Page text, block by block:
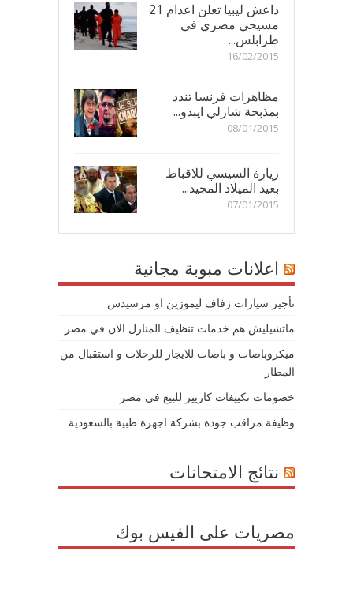
داعش ليبيا تعلن اعدام 21
مسيحي مصري في
طرابلس...
16/02/2015
مظاهرات فرنسا تندد
بمذبحة شارلي ايبدو...
08/01/2015
زيارة السيسي للاقباط
بعيد الميلاد المجيد...
07/01/2015
اعلانات مبوبة مجانية
تأجير سيارات زفاف ليموزين او مرسيدس
ماتشيليش هم خدمات تنظيف المنازل الان في مصر
ميكروباصات و باصات للايجار للرحلات و استقبال من
المطار
خصومات تكييفات كاريير للبيع في مصر
وظيفة مراقب جودة بشركة اجهزة طبية بالسعودية
نتائج الامتحانات
مصريات على الفيس بوك